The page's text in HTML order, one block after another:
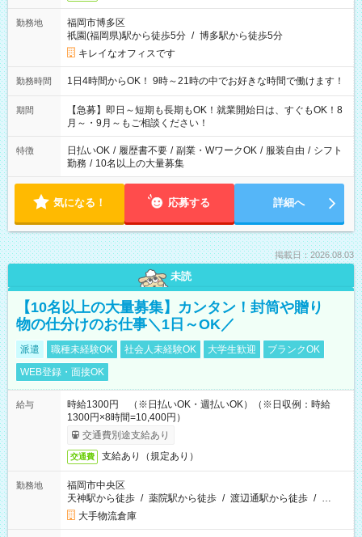
勤務地
福岡市博多区
祇園(福岡県)駅から徒歩5分 / 博多駅から徒歩5分
キレイなオフィスです
勤務時間 1日4時間からOK！ 9時～21時の中でお好きな時間で働けます！
期間
【急募】即日～短期も長期もOK！就業開始日は、すぐもOK！8
月～・9月～もご相談ください！
特徴 日払いOK / 履歴書不要 / 副業・WワークOK / 服装自由 / シフト
勤務 / 10名以上の大量募集
気になる！ 応募する 詳細へ
掲載日：2026.08.03
未読
【10名以上の大量募集】カンタン！封筒や贈り
物の仕分けのお仕事＼1日～OK／
派遣 職種未経験OK 社会人未経験OK 大学生歓迎
ブランクOK
WEB登録・面接OK
給与
時給1300円 （※日払いOK・週払いOK）（※日収例：時給
1300円×8時間=10,400円）
交通費別途支給あり
交通費 支給あり（規定あり）
勤務地
福岡市中央区
天神駅から徒歩 / 薬院駅から徒歩 / 渡辺通駅から徒歩 / …
大手物流倉庫